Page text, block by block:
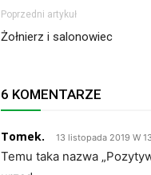
Poprzedni artykuł
Żołnierz i salonowiec
6 KOMENTARZE
Tomek. 13 listopada 2019 W
Temu taka nazwa